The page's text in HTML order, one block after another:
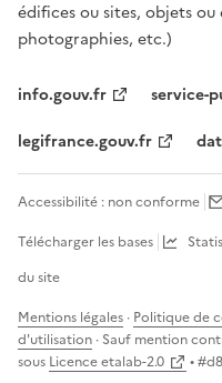
édifices ou sites, objets ou
photographies, etc.)
info.gouv.fr
service-
legifrance.gouv.fr
Accessibilité : non conforme
Télécharger les bases
du site
Mentions légales · Politique de
d'utilisation · Sauf mention
sous Licence etalab-2.0 • #